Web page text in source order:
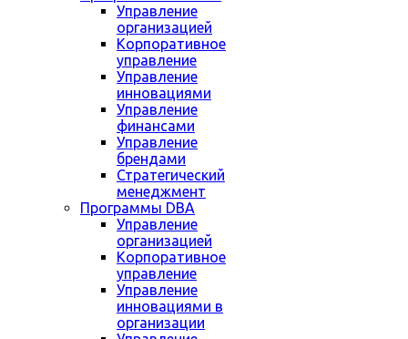
Управление
организацией
Корпоративное
управление
Управление
инновациями
Управление
финансами
Управление
брендами
Стратегический
менеджмент
Программы DBA
Управление
организацией
Корпоративное
управление
Управление
инновациями в
организации